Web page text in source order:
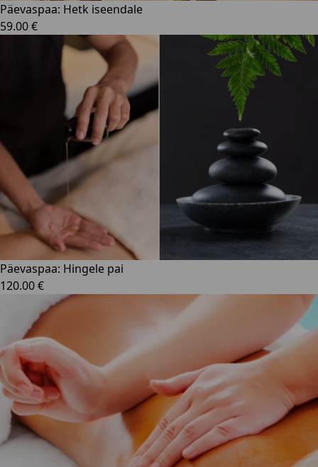
Päevaspaa: Hetk iseendale
59.00 €
Päevaspaa: Hingele pai
120.00 €